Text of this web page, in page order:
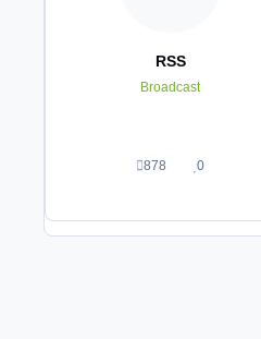
RSS
Broadcast
878
Beiträge0
Reputation